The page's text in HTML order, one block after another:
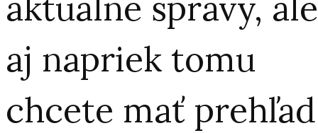
aj napriek tomu
chcete mať prehľad